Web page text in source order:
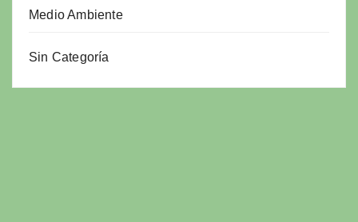
Medio Ambiente
Sin Categoría